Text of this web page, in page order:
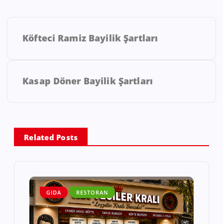
Köfteci Ramiz Bayilik Şartları
Kasap Döner Bayilik Şartları
Related Posts
GIDA RESTORAN